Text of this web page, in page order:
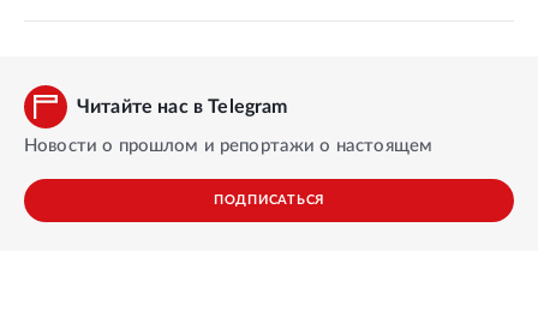
Читайте нас в Telegram
Новости о прошлом и репортажи о настоящем
ПОДПИСАТЬСЯ